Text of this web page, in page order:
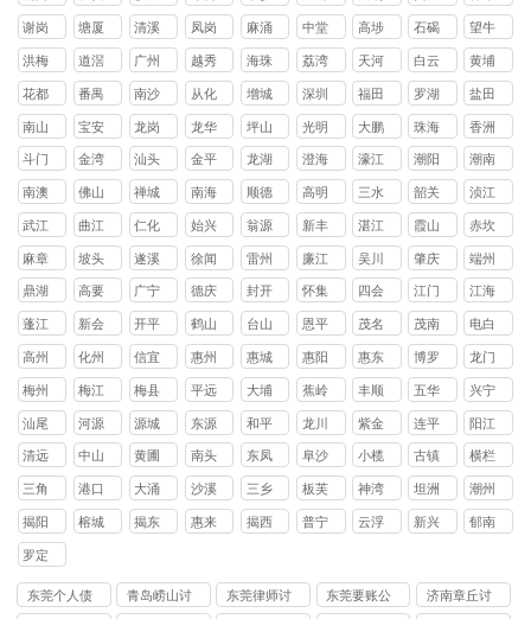
镇
镇
镇
镇
镇
山镇
镇
镇
头镇
谢岗
镇
塘厦
镇
清溪
镇
凤岗
镇
麻涌
镇
中堂
镇
高埗
镇
石碣
镇
望牛
墩镇
洪梅
镇
道滘
镇
广州
越秀
区
海珠
区
荔湾
区
天河
区
白云
区
黄埔
区
花都
区
番禺
区
南沙
区
从化
区
增城
区
深圳
福田
区
罗湖
区
盐田
区
南山
区
宝安
区
龙岗
区
龙华
区
坪山
区
光明
区
大鹏
新区
珠海
香洲
区
斗门
区
金湾
区
汕头
金平
区
龙湖
区
澄海
区
濠江
区
潮阳
区
潮南
区
南澳
县
佛山
禅城
区
南海
区
顺德
区
高明
区
三水
区
韶关
浈江
区
武江
区
曲江
区
仁化
县
始兴
县
翁源
县
新丰
县
湛江
霞山
区
赤坎
区
麻章
区
坡头
区
遂溪
县
徐闻
县
雷州
市
廉江
市
吴川
市
肇庆
端州
区
鼎湖
区
高要
区
广宁
县
德庆
县
封开
县
怀集
县
四会
市
江门
江海
区
蓬江
区
新会
区
开平
县
鹤山
县
台山
县
恩平
县
茂名
茂南
区
电白
区
高州
市
化州
市
信宜
市
惠州
惠城
区
惠阳
区
惠东
县
博罗
县
龙门
县
梅州
梅江
区
梅县
区
平远
县
大埔
县
蕉岭
县
丰顺
县
五华
县
兴宁
市
汕尾 河源
源城
区
东源
县
和平
县
龙川
县
紫金
县
连平
县
阳江
清远 中山
黄圃
镇
南头
镇
东凤
镇
阜沙
镇
小榄
镇
古镇
镇
横栏
镇
三角
镇
港口
镇
大涌
镇
沙溪
镇
三乡
镇
板芙
镇
神湾
镇
坦洲
镇
潮州
揭阳
榕城
揭东
惠来
揭西
普宁
云浮
新兴
郁南
罗定
市
东莞个人债
青岛崂山讨
东莞律师讨
东莞要账公
济南章丘讨